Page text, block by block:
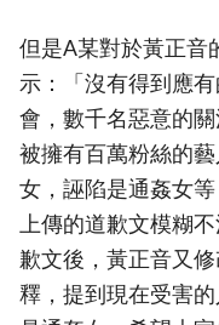
但是A某對於黃正音
示：「沒有得到應
會，數千名惡意的
被擁有百萬粉絲的
女，誣陷是通姦女
上傳的道歉文模糊
歉文後，黃正音又
釋，提到現在受害